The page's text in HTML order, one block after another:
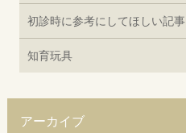
初診時に参考にしてほしい記事
知育玩具
アーカイブ